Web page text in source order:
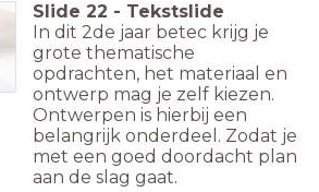
Slide 22 - Tekstslide
In dit 2de jaar betec krijg je
grote thematische
opdrachten, het materiaal en
ontwerp mag je zelf kiezen.
Ontwerpen is hierbij een
belangrijk onderdeel. Zodat je
met een goed doordacht plan
aan de slag gaat.